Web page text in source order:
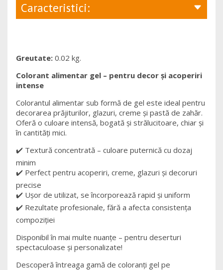
Caracteristici:
Greutate: 0.02 kg.
Colorant alimentar gel – pentru decor și acoperiri
intense
Colorantul alimentar sub formă de gel este ideal pentru
decorarea prăjiturilor, glazuri, creme și pastă de zahăr.
Oferă o culoare intensă, bogată și strălucitoare, chiar și
în cantități mici.
✔️ Textură concentrată – culoare puternică cu dozaj
minim
✔️ Perfect pentru acoperiri, creme, glazuri și decoruri
precise
✔️ Ușor de utilizat, se încorporează rapid și uniform
✔️ Rezultate profesionale, fără a afecta consistența
compoziției
Disponibil în mai multe nuanțe – pentru deserturi
spectaculoase și personalizate!
Descoperă întreaga gamă de coloranți gel pe